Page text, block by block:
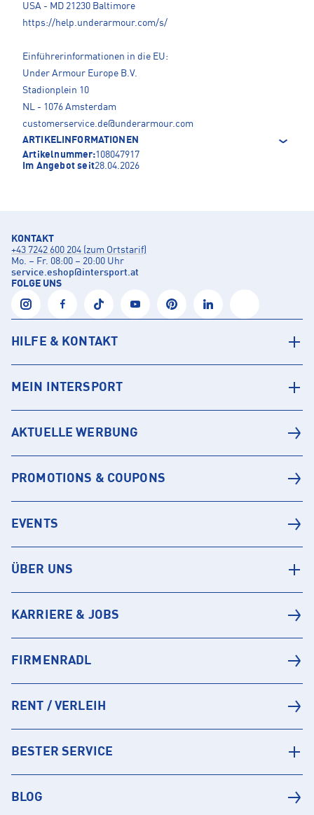
USA - MD 21230 Baltimore
https://help.underarmour.com/s/
Einführerinformationen in die EU:
Under Armour Europe B.V.
Stadionplein 10
NL - 1076 Amsterdam
customerservice.de@underarmour.com
ARTIKELINFORMATIONEN
Artikelnummer:108047917
Im Angebot seit28.04.2026
KONTAKT
+43 7242 600 204 (zum Ortstarif)
Mo. – Fr. 08:00 – 20:00 Uhr
service.eshop@intersport.at
FOLGE UNS
HILFE & KONTAKT
MEIN INTERSPORT
AKTUELLE WERBUNG
PROMOTIONS & COUPONS
EVENTS
ÜBER UNS
KARRIERE & JOBS
FIRMENRADL
RENT / VERLEIH
BESTER SERVICE
BLOG